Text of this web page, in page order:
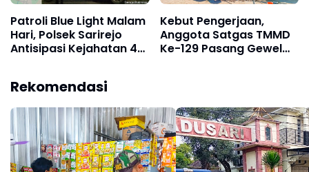
Patroli Blue Light Malam
Hari, Polsek Sarirejo
Antisipasi Kejahatan 4C
Kebut Pengerjaan,
Anggota Satgas TMMD
Ke-129 Pasang Gewel
Rekomendasi